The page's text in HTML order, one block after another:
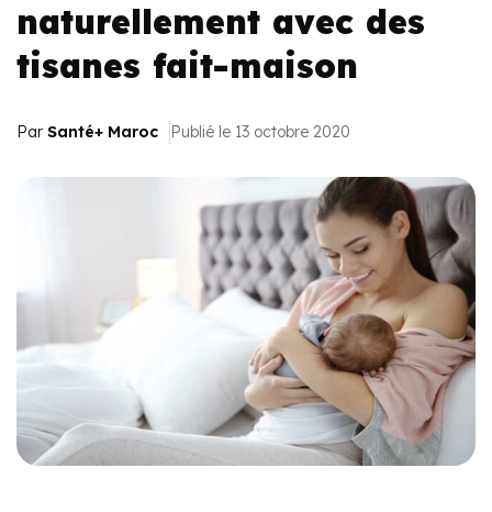
naturellement avec des
tisanes fait-maison
Par Santé+ Maroc Publié le 13 octobre 2020